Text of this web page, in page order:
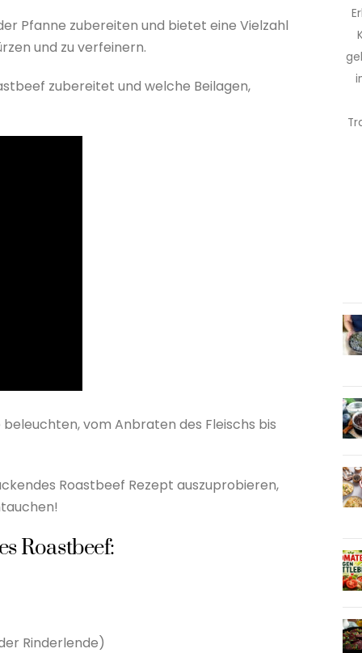
Pfanne zubereiten und bietet eine Vielzahl
und zu verfeinern.
zubereitet und welche Beilagen,
vom Anbraten des Fleischs bis
Roastbeef Rezept auszuprobieren,
Roastbeef:
Rinderlende)